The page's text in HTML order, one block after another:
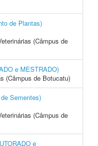
de Plantas)
(Câmpus de
e MESTRADO)
(Câmpus de Botucatu)
Sementes)
(Câmpus de
e